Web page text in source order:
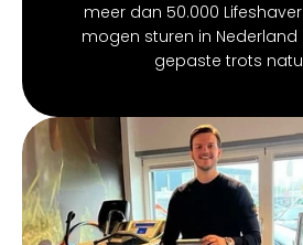
meer dan 50.000
mogen sturen in Nederland
gepaste trots